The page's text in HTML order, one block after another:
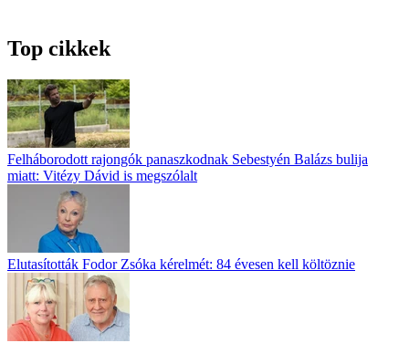
Top cikkek
Felháborodott rajongók panaszkodnak Sebestyén Balázs bulija
miatt: Vitézy Dávid is megszólalt
Elutasították Fodor Zsóka kérelmét: 84 évesen kell költöznie